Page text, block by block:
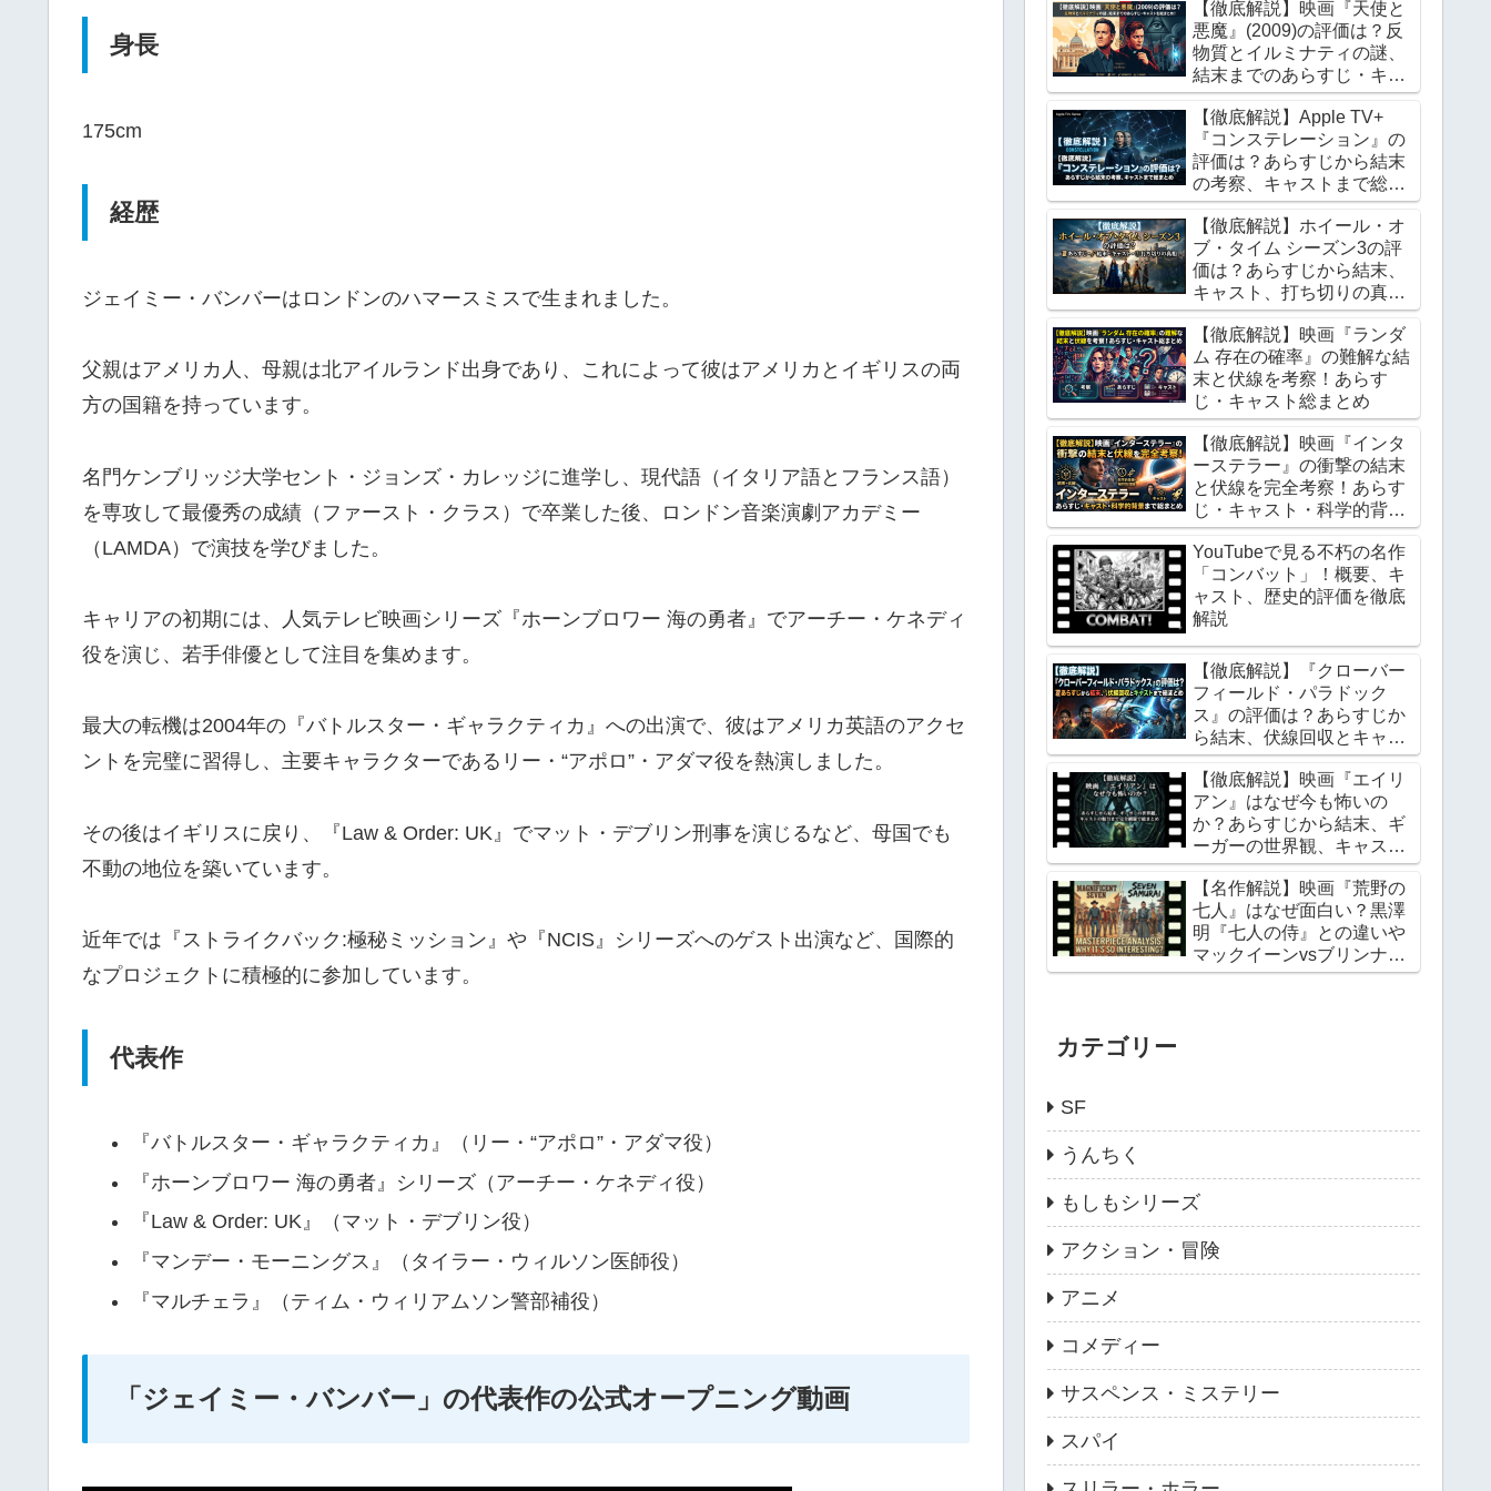
身長
175cm
経歴
ジェイミー・バンバーはロンドンのハマースミスで生まれました。
父親はアメリカ人、母親は北アイルランド出身であり、これによって彼はアメリカとイギリスの両
方の国籍を持っています。
名門ケンブリッジ大学セント・ジョンズ・カレッジに進学し、現代語（イタリア語とフランス語）
を専攻して最優秀の成績（ファースト・クラス）で卒業した後、ロンドン音楽演劇アカデミー
（LAMDA）で演技を学びました。
キャリアの初期には、人気テレビ映画シリーズ『ホーンブロワー 海の勇者』でアーチー・ケネディ
役を演じ、若手俳優として注目を集めます。
最大の転機は2004年の『バトルスター・ギャラクティカ』への出演で、彼はアメリカ英語のアクセ
ントを完璧に習得し、主要キャラクターであるリー・“アポロ”・アダマ役を熱演しました。
その後はイギリスに戻り、『Law & Order: UK』でマット・デブリン刑事を演じるなど、母国でも
不動の地位を築いています。
近年では『ストライクバック:極秘ミッション』や『NCIS』シリーズへのゲスト出演など、国際的
なプロジェクトに積極的に参加しています。
代表作
『バトルスター・ギャラクティカ』（リー・“アポロ”・アダマ役）
『ホーンブロワー 海の勇者』シリーズ（アーチー・ケネディ役）
『Law & Order: UK』（マット・デブリン役）
『マンデー・モーニングス』（タイラー・ウィルソン医師役）
『マルチェラ』（ティム・ウィリアムソン警部補役）
「ジェイミー・バンバー」の代表作の公式オープニング動画
【徹底解説】映画『天使と
悪魔』(2009)の評価は？反
物質とイルミナティの謎、
結末までのあらすじ・キャ
ストを総まとめ！
【徹底解説】Apple TV+
『コンステレーション』の
評価は？あらすじから結末
の考察、キャストまで総ま
とめ
【徹底解説】ホイール・オ
ブ・タイム シーズン3の評
価は？あらすじから結末、
キャスト、打ち切りの真相
まで総まとめ
【徹底解説】映画『ランダ
ム 存在の確率』の難解な結
末と伏線を考察！あらす
じ・キャスト総まとめ
【徹底解説】映画『インタ
ーステラー』の衝撃の結末
と伏線を完全考察！あらす
じ・キャスト・科学的背景
まで総まとめ
YouTubeで見る不朽の名作
「コンバット」！概要、キ
ャスト、歴史的評価を徹底
解説
【徹底解説】『クローバー
フィールド・パラドック
ス』の評価は？あらすじか
ら結末、伏線回収とキャス
トまで総まとめ
【徹底解説】映画『エイリ
アン』はなぜ今も怖いの
か？あらすじから結末、ギ
ーガーの世界観、キャスト
の魅力まで完全網羅で総ま
とめ
【名作解説】映画『荒野の
七人』はなぜ面白い？黒澤
明『七人の侍』との違いや
マックイーンvsブリンナー
の確執まで
カテゴリー
SF
うんちく
もしもシリーズ
アクション・冒険
アニメ
コメディー
サスペンス・ミステリー
スパイ